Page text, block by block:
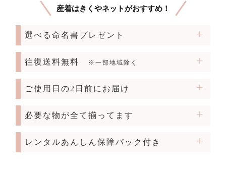
産着はきくやネットがおすすめ！
選べる命名書プレゼント
往復送料無料 ※一部地域除く
ご使用日の2日前にお届け
必要な物が全て揃ってます
レンタルあんしん保障パック付き